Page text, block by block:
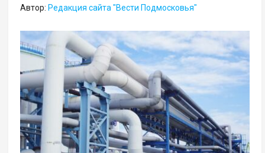
Автор: Редакция сайта "Вести Подмосковья"